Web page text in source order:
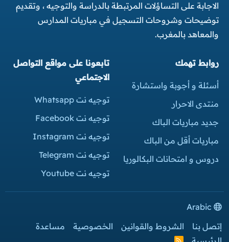
الاجابة على التساؤلات المرتبطة بالدراسة والتوجيه ، وتقديم
توضيحات وشروحات التسجيل في مباريات المدارس
والمعاهد بالمغرب.
روابط تهمك
أسئلة و أجوبة واستشارة
منتدى الاحرار
جديد مباريات الباك
مباريات أقل من الباك
دروس و امتحانات البكالوريا
تابعونا على مواقع التواصل
الاجتماعي
توجيه نت Whatsapp
توجيه نت Facebook
توجيه نت Instagram
توجيه نت Telegram
توجيه نت Youtube
إتصل بنا
الشروط والقوانين الخصوصية
مساعدة
R